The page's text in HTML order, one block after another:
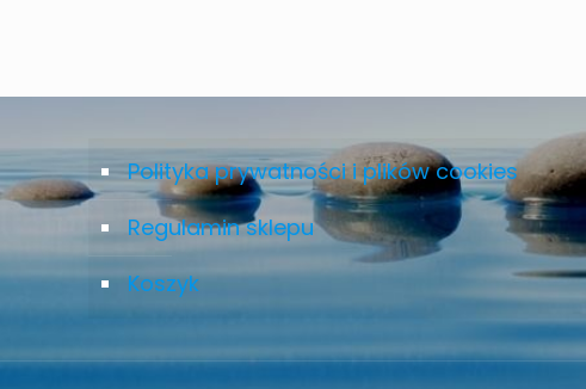
Polityka prywatności i plików cookies
Regulamin sklepu
Koszyk